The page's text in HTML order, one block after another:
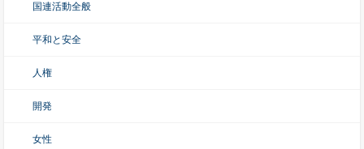
国連活動全般
平和と安全
人権
開発
女性